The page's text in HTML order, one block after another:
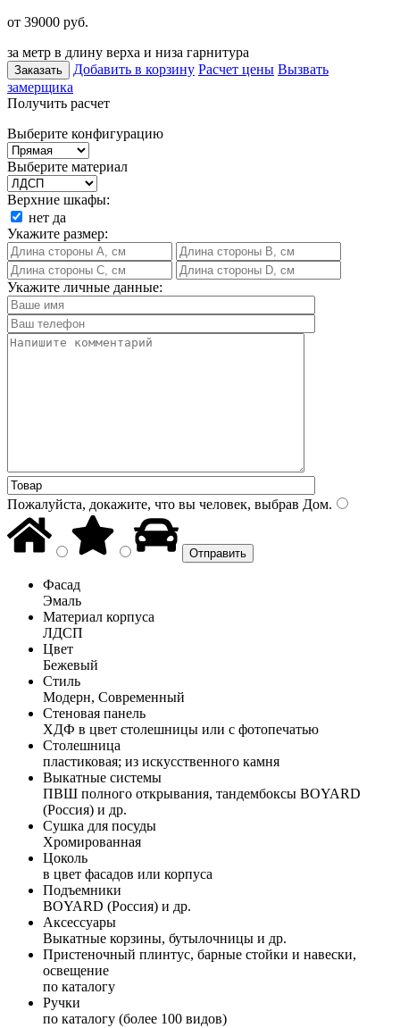
от 39000 руб.
за метр в длину верха и низа гарнитура
Заказать Добавить в корзину Расчет цены Вызвать
замерщика
Получить расчет
Выберите конфигурацию
Выберите материал
Верхние шкафы:
нет да
Укажите размер:
Укажите личные данные:
Пожалуйста, докажите, что вы человек, выбрав Дом.
Фасад
Эмаль
Материал корпуса
ЛДСП
Цвет
Бежевый
Стиль
Модерн, Современный
Стеновая панель
ХДФ в цвет столешницы или с фотопечатью
Столешница
пластиковая; из искусственного камня
Выкатные системы
ПВШ полного открывания, тандембоксы BOYARD
(Россия) и др.
Сушка для посуды
Хромированная
Цоколь
в цвет фасадов или корпуса
Подъемники
BOYARD (Россия) и др.
Аксессуары
Выкатные корзины, бутылочницы и др.
Пристеночный плинтус, барные стойки и навески,
освещение
по каталогу
Ручки
по каталогу (более 100 видов)